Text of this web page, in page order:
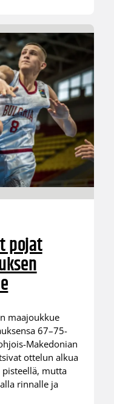
pojat
maajoukkue
67–75-
Makedonian
ottelun alkua
mutta
rinnalle ja